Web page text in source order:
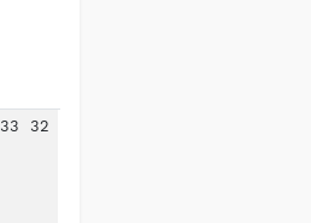
33 32